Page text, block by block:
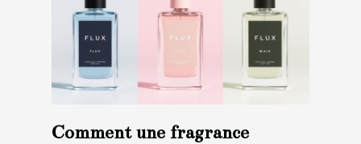
Comment une fragrance